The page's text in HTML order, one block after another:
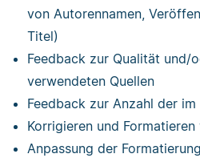
von Autorennamen,
Titel)
Feedback zur Qualität und/
verwendeten Quellen
Feedback zur Anzahl der
Korrigieren und
Anpassung der